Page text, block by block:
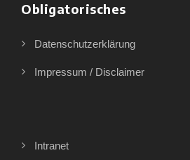
Obligatorisches
Datenschutzerklärung
Impressum / Disclaimer
Intranet